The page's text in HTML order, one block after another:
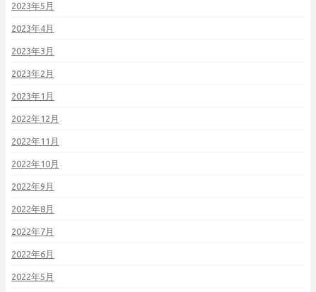
2023年5月
2023年4月
2023年3月
2023年2月
2023年1月
2022年12月
2022年11月
2022年10月
2022年9月
2022年8月
2022年7月
2022年6月
2022年5月